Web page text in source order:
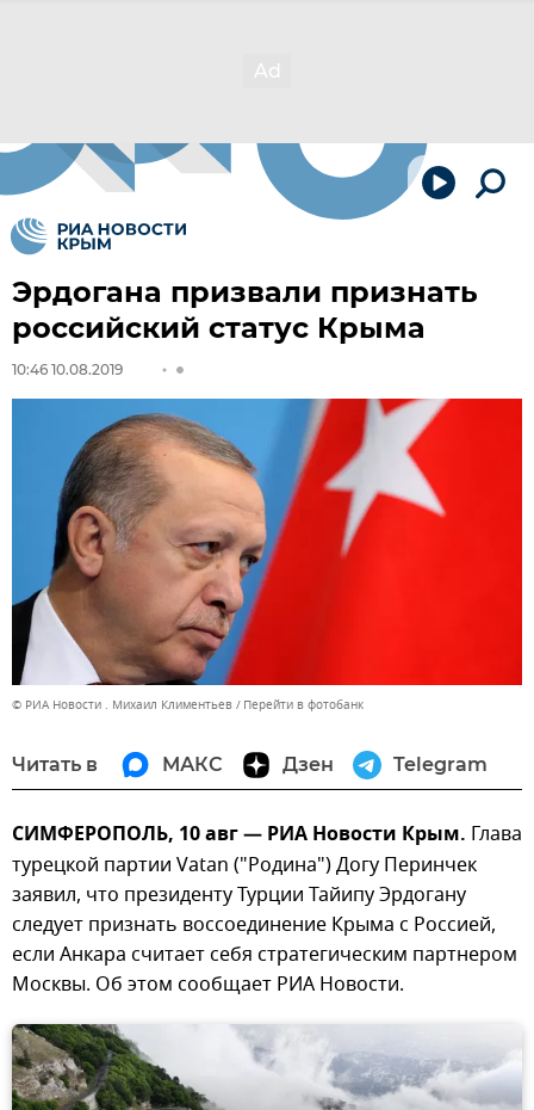
Эрдогана призвали признать
российский статус Крыма
10:46 10.08.2019
© РИА Новости . Михаил Климентьев Перейти в фотобанк
Читать в МАКС Дзен Telegram
СИМФЕРОПОЛЬ, 10 авг — РИА Новости Крым. Глава
турецкой партии Vatan ("Родина") Догу Перинчек
заявил, что президенту Турции Тайипу Эрдогану
следует признать воссоединение Крыма с Россией,
если Анкара считает себя стратегическим партнером
Москвы. Об этом сообщает РИА Новости.